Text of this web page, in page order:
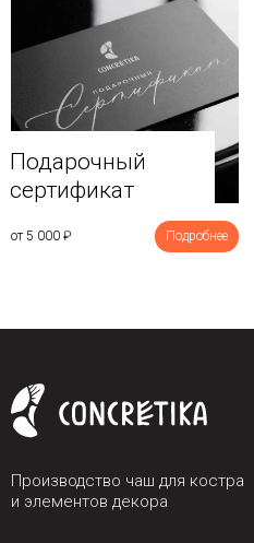
Подарочный
сертификат
от 5 000 ₽ Подробнее
Производство чаш для костра
и элементов декора